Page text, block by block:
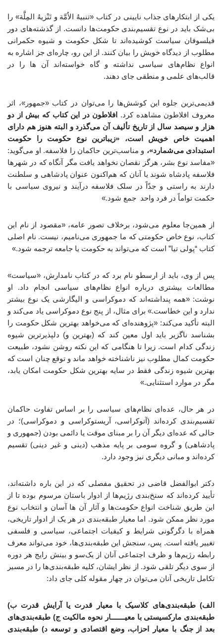
یکی از ابتکارهای جذاب نایینی در کتاب «تنبیهُ الاُمَّة و تَنْزیهُ المِلَّة» را
بی‌شک باید در نوع تقسیم‌بندی حکومت‌ها دانست. از گذشته‌های دور
فیلسوفان سیاست کوشیده‌اند تا شکل حکومت‏ و شیوه حکمرانی
مطلوب از دیدگاه خویش را بیان کنند. از این رو، چاره‌ای جز اشاره به
انواع نظام‌های سیاسی نداشته و گاه خواسته‌اند آن ها را در
قالب‌های علمی و منطقی جای دهند.
قدیمی‌ترین جلوه این کوشش‌ها را می‌توان در کتاب «جمهور»، اثر
معروف افلاطون مشاهده کرد.
افلاطون در این کتاب که بیش از دو
هزار و سیصد سال از تاریخ تألیف آن می‌گذرد و البته هنوز هم دارای
اهمیت خاص خویش است، «زیباترین نوع حکومت را حکومت
استبدادی می‌شمارد»، و مناسب‌ترین حاکمان را فلاسفه. او می‌گوید:
«مفاسد نوع بشر، هرگز نقصان نخواهد یافت مگر آنگاه که در شهرها
فلاسفه پادشاه شوند یا آنان که هم‌اکنون عنوان پادشاهی و سلطنت
دارند به راستی و جدّاً در سلک فلاسفه درآیند و نیروی سیاسی با
حکمت تواماً در فرد واحد جمع شود.»
از همین‌جا معلوم می‌شود، برخلاف تصور عامه، «مقصود از نام این
کتاب، نوع خاص حکومتی که ما جمهوری می‌نامیم، نیست. نام اصلی
کتاب “پولی تیا” است که می‌تواند به حکومت یا جامعه ترجمه شود.»
پس از وی، باید از ارسطو نام برد که در کتاب نامدارش، «سیاست»
مطالعات بیشتری درباره انواع نظام‌های سیاسی انجام داد. او
نوشت: «همه پنداشته‌اند که دموکراسی و الیگارشی یک نوع بیشتر
ندارد و این خطاست.» برای مثال، از پنج نوع دموکراسی یاد می‌کند و
البته تأکید می‌کند: «پژوهنده‌ای که می‌خواهد بهترین شکل حکومت را
بشناسد ناگزیر باید اول معین کند که (بهترین و) دلپذیرترین شیوه
زندگی کدام است. زیرا تا هنگامی که این نکته روشن نشود، طبیعت
حکومت کمال مطلوب نیز ناشناخته خواهد ماند و توقع چنان است که
بهترین شیوه زندگی فقط در سایه بهترین شکل حکومت امکان یابد،
مگر در موارد استثنایی.»
در هر حال، عده‌ای نظام‌های سیاسی را بر اساس تفاوت حاکمان
تقسیم‌بندی کرده‌اند (آتوکراسی، آریستوکراسی و دموکراسی)؛ در
حالی که عده‌ای دیگر آن را بر مبنای موقت یا دائمی بودن (جمهوری و
پادشاهی) و گروه سومی بر پایه مذهب (دینی و غیر دینی) تقسیم
کرده‌اند و مبانی دیگری نیز وجود دارد.
دکتر ابوالفضل قاضی در تحقیق مفصلی که در این باره داشته‌اند،
تأیید کرده‌اند که سنخ‌بندی رژیم‌ها از ادوار باستان مرسوم بوده تا از
این طریق شناخت انواع حکومت‌ها و آثار آن ها آسان و انتخاب نوع
مورد نظر ممکن شود. اما معیار طبقه‌بندی در هر یک از ادوار تاریخی،
همراه با دگرگونی شرایط و کیفیات اجتماعی، سیاسی و فلسفی
تغییر یافته است. پس، سنجش این طبقه‌بندی‌ها، خود می‌تواند معرف
رابطه رژیم‌ها و ظرف اجتماعی آنان از یک‌سو و بینش رایج هر دوره
از سوی دیگر تلقی شود. از نظر ایشان، کلیه طبقه‌بندی‌ها را در مسیر
تکامل تاریخی آنان می‌توان در چهار مقوله کلی جای داد:
الف) طبقه‌بندی‌های کلاسیک با معیار قدرت یا آرایش قدرت ب)
طبقه‌بندی مارکسیستی با معیـــــــار نحوه مالکیت ج) طبقه‌بندی‌های
بعد از جنگ با معیار احزاب، وضع اقتصادی و توسعه د) طبقه‌بندی